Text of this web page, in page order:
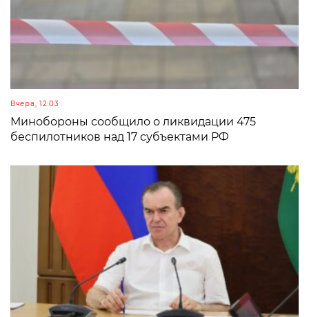
Вчера, 12:03
Минобороны сообщило о ликвидации 475
беспилотников над 17 субъектами РФ